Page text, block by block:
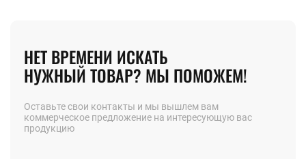
НЕТ ВРЕМЕНИ ИСКАТЬ
НУЖНЫЙ ТОВАР? МЫ ПОМОЖЕМ!
Оставьте свои контакты и мы вышлем вам
коммерческое предложение на интересующую вас
продукцию